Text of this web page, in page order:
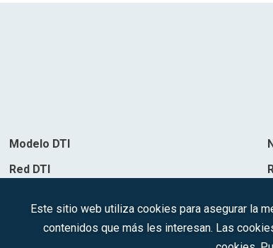
Modelo DTI
Red DTI
Este sitio web utiliza cookies para asegurar la
contenidos que más les interesan. Las